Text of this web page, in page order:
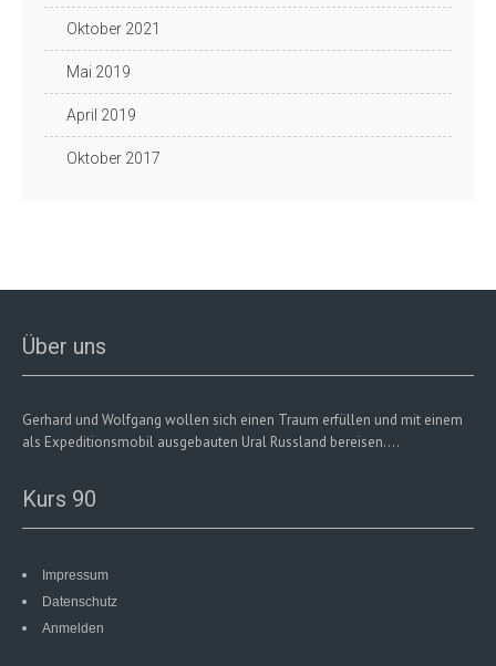
Oktober 2021
Mai 2019
April 2019
Oktober 2017
Über uns
Gerhard und Wolfgang wollen sich einen Traum erfüllen und mit einem
als Expeditionsmobil ausgebauten Ural Russland bereisen....
Kurs 90
Impressum
Datenschutz
Anmelden